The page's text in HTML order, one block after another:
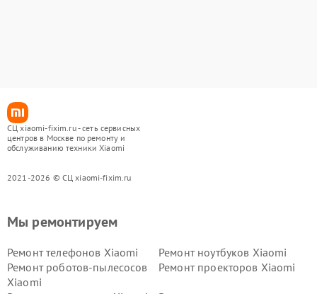
СЦ xiaomi-fixim.ru - сеть сервисных
центров в Москве по ремонту и
обслуживанию техники Xiaomi
2021-2026 © СЦ xiaomi-fixim.ru
Мы ремонтируем
Ремонт телефонов Xiaomi
Ремонт ноутбуков Xiaomi
Ремонт роботов-пылесосов
Xiaomi
Ремонт проекторов Xiaomi